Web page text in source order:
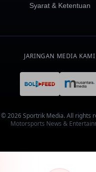
Syarat & Ketentuan
JARINGAN MEDIA KAMI
© 2026 Sportrik Media. All rights
Motorsports News &